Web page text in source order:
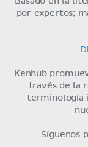
por expertos;
Kenhub
través de la
terminología
Síguenos